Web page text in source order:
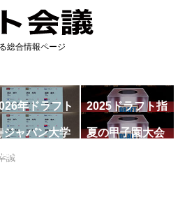
総合情報ページ
年ドラフト
補
2025ドラフト指
名一覧
ジャパン大学
表
夏の甲子園大会
誠